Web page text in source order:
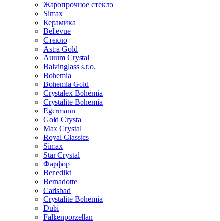
Жаропрочное стекло
Simax
Керамика
Bellevue
Стекло
Astra Gold
Aurum Crystal
Balvinglass s.r.o.
Bohemia
Bohemia Gold
Crystalex Bohemia
Crystalite Bohemia
Egermann
Gold Crystal
Max Crystal
Royal Classics
Simax
Star Crystal
Фарфор
Benedikt
Bernadotte
Carlsbad
Crystalite Bohemia
Dubi
Falkenporzellan